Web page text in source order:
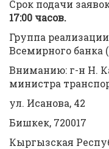
Срок подачи
17:00 часов.
Группа
Всемирного банка
Вниманию: г-н Н.
министра
ул. Исанова, 42
Бишкек, 720017
Кыргызская